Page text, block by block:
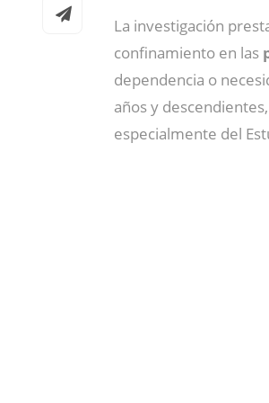
La investigación
confinamiento en las
dependencia o
años y
especialmente del